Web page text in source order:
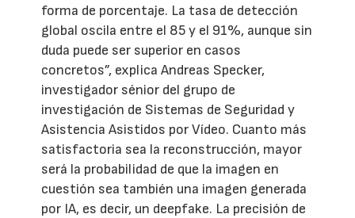
forma de porcentaje. La tasa de detección
global oscila entre el 85 y el 91%, aunque sin
duda puede ser superior en casos
concretos”, explica Andreas Specker,
investigador sénior del grupo de
investigación de Sistemas de Seguridad y
Asistencia Asistidos por Vídeo. Cuanto más
satisfactoria sea la reconstrucción, mayor
será la probabilidad de que la imagen en
cuestión sea también una imagen generada
por IA, es decir, un deepfake. La precisión de